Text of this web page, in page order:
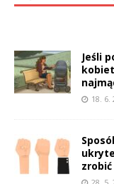
Jeśli
18. 6.